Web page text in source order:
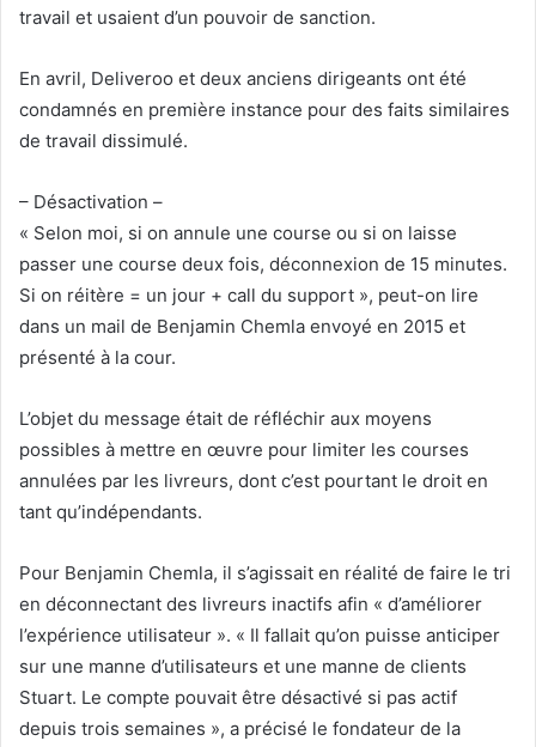
travail et usaient d’un pouvoir de sanction.
En avril, Deliveroo et deux anciens dirigeants ont été
condamnés en première instance pour des faits similaires
de travail dissimulé.
– Désactivation –
« Selon moi, si on annule une course ou si on laisse
passer une course deux fois, déconnexion de 15 minutes.
Si on réitère = un jour + call du support », peut-on lire
dans un mail de Benjamin Chemla envoyé en 2015 et
présenté à la cour.
L’objet du message était de réfléchir aux moyens
possibles à mettre en œuvre pour limiter les courses
annulées par les livreurs, dont c’est pourtant le droit en
tant qu’indépendants.
Pour Benjamin Chemla, il s’agissait en réalité de faire le tri
en déconnectant des livreurs inactifs afin « d’améliorer
l’expérience utilisateur ». « Il fallait qu’on puisse anticiper
sur une manne d’utilisateurs et une manne de clients
Stuart. Le compte pouvait être désactivé si pas actif
depuis trois semaines », a précisé le fondateur de la